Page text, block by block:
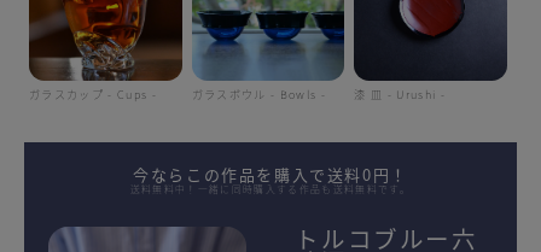
ガラスカップ - Cups - ガラスボウル - Bowls - 漆 皿 - Urushi -
今ならこの作品を購入で送料0円！
送料無料中！一緒に同時購入する作品も送料無料です。
トルコブルー六